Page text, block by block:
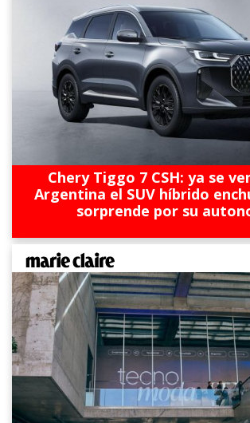
Chery Tiggo 7 CSH: ya se
Argentina el SUV híbrido
sorprende por su